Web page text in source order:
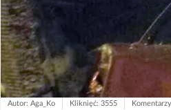
Autor: Aga_Ko Kliknięć: 3555